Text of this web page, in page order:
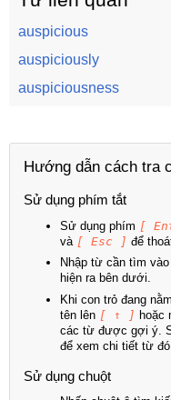
auspicious
auspiciously
auspiciousness
Hướng dẫn cách tra
Sử dụng phím tắt
Sử dụng phím [
và [ Esc ] để
Nhập từ cần tìm
hiện ra bên dưới.
Khi con trỏ đang
tên lên [ ↑ ] hoặc
các từ được gợi ý.
để xem chi tiết từ đó.
Sử dụng chuột